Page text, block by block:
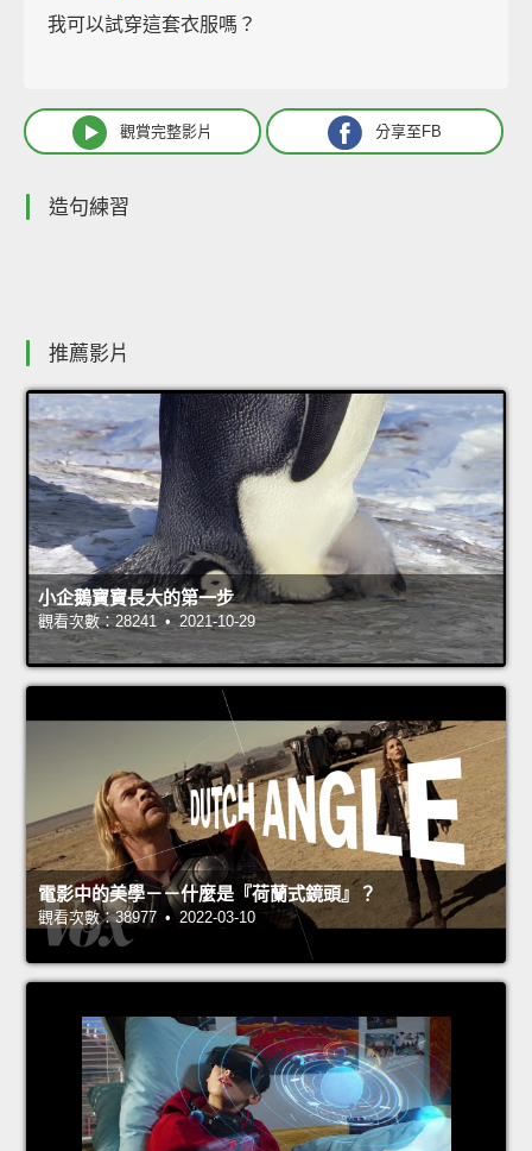
我可以試穿這套衣服嗎？
觀賞完整影片 分享至FB
造句練習
推薦影片
小企鵝寶寶長大的第一步
觀看次數：28241 • 2021-10-29
電影中的美學－－什麼是『荷蘭式鏡頭』？
觀看次數：38977 • 2022-03-10